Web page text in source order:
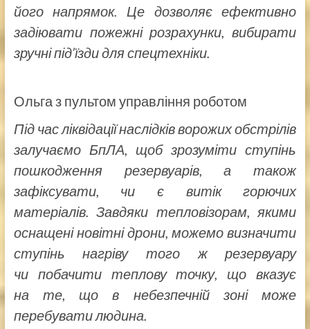
його напрямок. Це дозволяє ефективно
задіювати пожежні розрахунки, вибирати
зручні під’їзди для спецтехніки.
Ольга з пультом управління роботом
Під час ліквідації наслідків ворожих обстрілів
залучаємо БпЛА, щоб зрозуміти ступінь
пошкодження резервуарів, а також
зафіксувати, чи є витік горючих
матеріалів. Завдяки тепловізорам, якими
оснащені новітні дрони, можемо визначити
ступінь нагріву того ж резервуару
чи побачити теплову точку, що вказує
на те, що в небезпечній зоні може
перебувати людина.